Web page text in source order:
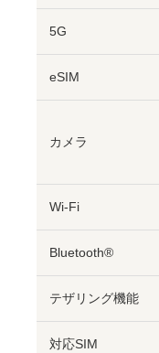
5G
eSIM
カメラ
Wi-Fi
Bluetooth®
テザリング機能
対応SIM